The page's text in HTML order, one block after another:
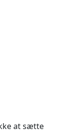
at sætte